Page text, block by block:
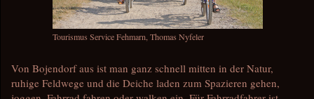
Tourismus Service Fehmarn, Thomas Nyfeler
Von Bojendorf aus ist man ganz schnell mitten in der Natur,
ruhige Feldwege und die Deiche laden zum Spazieren gehen,